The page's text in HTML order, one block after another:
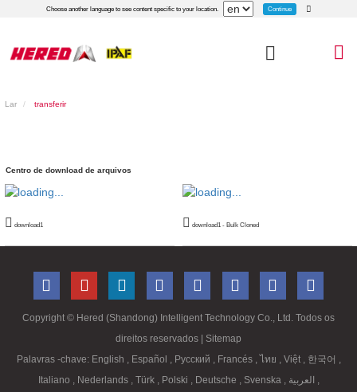
Choose another language to see content specific to your location. Continue
Lar transferir
Centro de download de arquivos
download1 download1 - Bulk Cloned
Copyright © Hered (Shandong) Intelligent Technology Co., Ltd. Todos os
direitos reservados
| Sitemap
Palavras -chave: English , Español , Русский , Francés , ไทย , Việt , 한국어 ,
Italiano , Nederlands , Türk , Polski , Deutsche , Svenska , ,